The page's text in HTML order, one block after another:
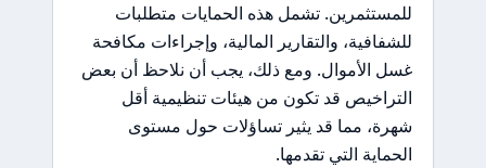
للمستثمرين. تشمل هذه الحمايات متطلبات
للشفافية، والتقارير المالية، وإجراءات مكافحة
غسل الأموال. ومع ذلك، يجب أن نلاحظ أن بعض
التراخيص قد تكون من هيئات تنظيمية أقل
شهرة، مما قد يثير تساؤلات حول مستوى
الحماية التي تقدمها.